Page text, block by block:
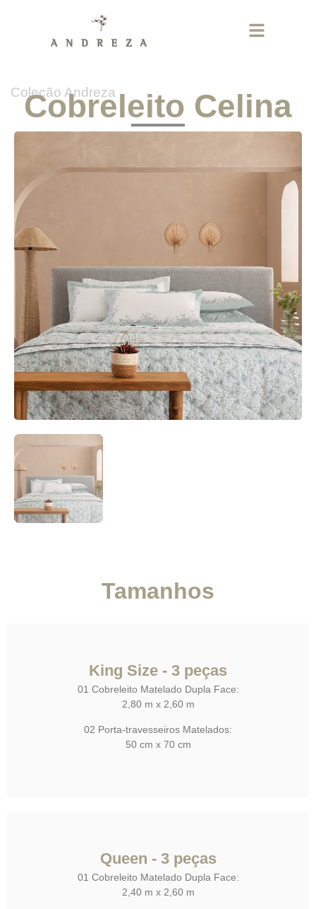
Coleção Andreza
Cobreleito Celina
Tamanhos
King Size - 3 peças
01 Cobreleito Matelado Dupla Face:
2,80 m x 2,60 m
02 Porta-travesseiros Matelados:
50 cm x 70 cm
Queen - 3 peças
01 Cobreleito Matelado Dupla Face:
2,40 m x 2,60 m